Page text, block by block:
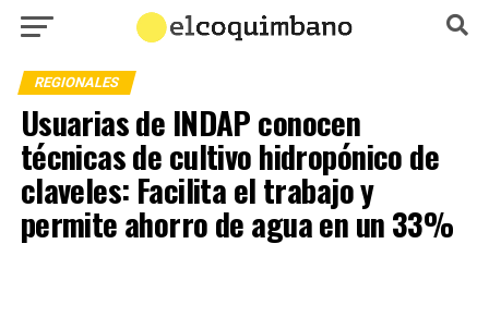
REGIONALES
Usuarias de INDAP conocen
técnicas de cultivo hidropónico de
claveles: Facilita el trabajo y
permite ahorro de agua en un 33%